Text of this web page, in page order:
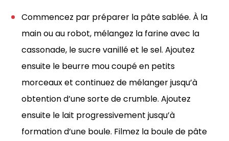
Commencez par préparer la pâte sablée. À la
main ou au robot, mélangez la farine avec la
cassonade, le sucre vanillé et le sel. Ajoutez
ensuite le beurre mou coupé en petits
morceaux et continuez de mélanger jusqu’à
obtention d’une sorte de crumble. Ajoutez
ensuite le lait progressivement jusqu’à
formation d’une boule. Filmez la boule de pâte